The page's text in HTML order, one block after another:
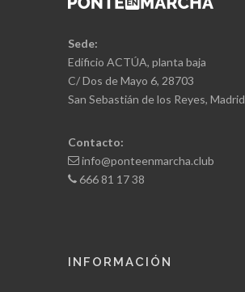
Sede:
Edificio ACTÚA, planta baja
C/ Dos de Mayo 6, 28703
San Sebastián de los Reyes, Madrid
Contacto:
info@ponteenmarcha.club
666 81 17 38
INFORMACIÓN